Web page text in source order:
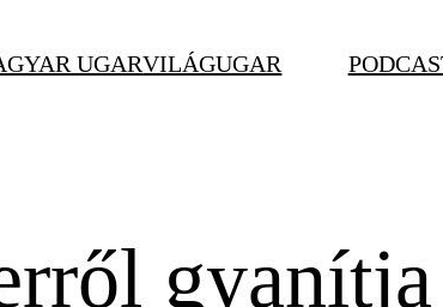
UGARVILÁGUGAR
gyanítja